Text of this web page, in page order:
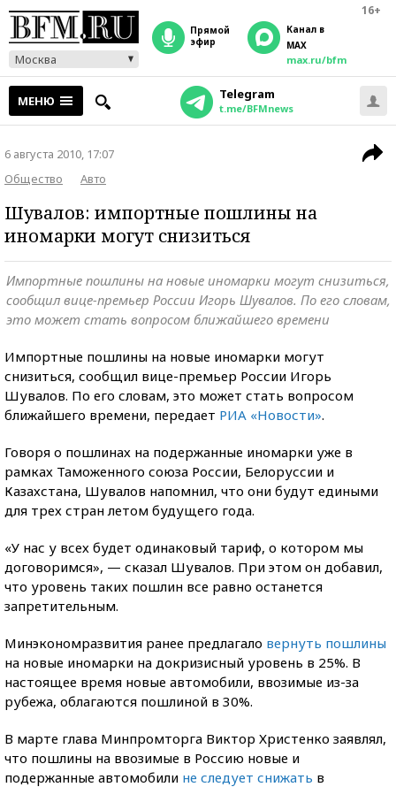
16+
Москва
прямой
эфир
Канал в
MAX
max.ru/bfm
МЕНЮ Telegram
t.me/BFMnews
6 августа 2010, 17:07
Общество
Авто
Шувалов: импортные пошлины на
иномарки могут снизиться
Импортные пошлины на новые иномарки могут снизиться,
сообщил вице-премьер России Игорь Шувалов. По его словам,
это может стать вопросом ближайшего времени
Импортные пошлины на новые иномарки могут
снизиться, сообщил вице-премьер России Игорь
Шувалов. По его словам, это может стать вопросом
ближайшего времени, передает РИА «Новости».
Говоря о пошлинах на подержанные иномарки уже в
рамках Таможенного союза России, Белоруссии и
Казахстана, Шувалов напомнил, что они будут едиными
для трех стран летом будущего года.
«У нас у всех будет одинаковый тариф, о котором мы
договоримся», — сказал Шувалов. При этом он добавил,
что уровень таких пошлин все равно останется
запретительным.
Минэкономразвития ранее предлагало вернуть пошлины
на новые иномарки на докризисный уровень в 25%. В
настоящее время новые автомобили, ввозимые из-за
рубежа, облагаются пошлиной в 30%.
В марте глава Минпромторга Виктор Христенко заявлял,
что пошлины на ввозимые в Россию новые и
подержанные автомобили не следует снижать в